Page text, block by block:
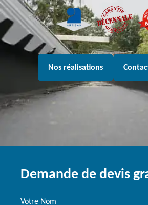
Nos réalisations
Demande de devis